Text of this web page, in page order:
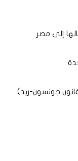
إلى مصر